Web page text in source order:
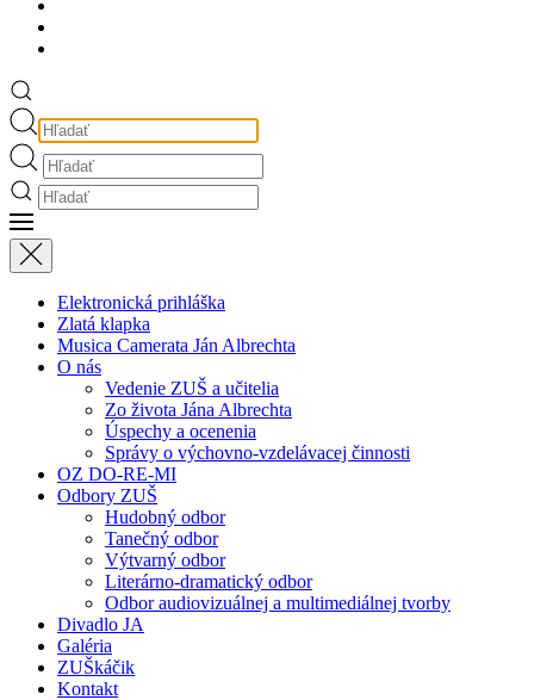
Elektronická prihláška
Zlatá klapka
Musica Camerata Ján Albrechta
O nás
Vedenie ZUŠ a učitelia
Zo života Jána Albrechta
Úspechy a ocenenia
Správy o výchovno-vzdelávacej činnosti
OZ DO-RE-MI
Odbory ZUŠ
Hudobný odbor
Tanečný odbor
Výtvarný odbor
Literárno-dramatický odbor
Odbor audiovizuálnej a multimediálnej tvorby
Divadlo JA
Galéria
ZUŠkáčik
Kontakt